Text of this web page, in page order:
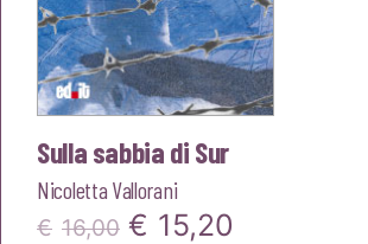
Sulla sabbia di Sur
Nicoletta Vallorani
€ 16,00 Il
€ 15,20